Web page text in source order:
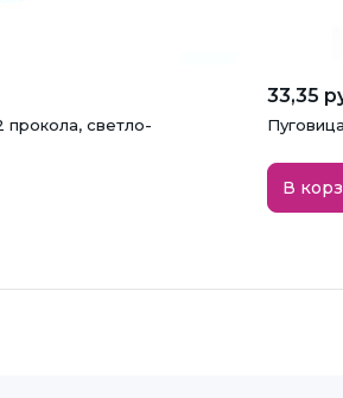
прокола, светло-
33,35
В